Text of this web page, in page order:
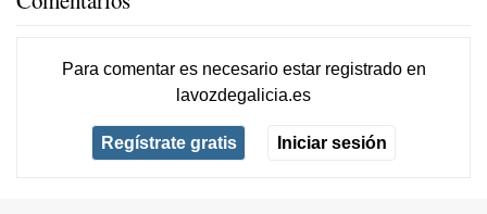
Para comentar es necesario estar registradoen
lavozdegalicia.es
Regístrate gratis Iniciar sesión